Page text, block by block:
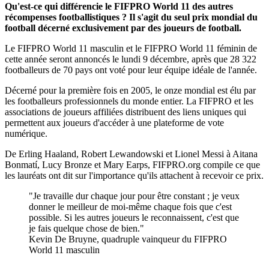
Qu'est-ce qui différencie le FIFPRO World 11 des autres
récompenses footballistiques ? Il s'agit du seul prix mondial du
football décerné exclusivement par des joueurs de football.
Le FIFPRO World 11 masculin et le FIFPRO World 11 féminin de
cette année seront annoncés le lundi 9 décembre, après que 28 322
footballeurs de 70 pays ont voté pour leur équipe idéale de l'année.
Décerné pour la première fois en 2005, le onze mondial est élu par
les footballeurs professionnels du monde entier. La FIFPRO et les
associations de joueurs affiliées distribuent des liens uniques qui
permettent aux joueurs d'accéder à une plateforme de vote
numérique.
De Erling Haaland, Robert Lewandowski et Lionel Messi à Aitana
Bonmatí, Lucy Bronze et Mary Earps, FIFPRO.org compile ce que
les lauréats ont dit sur l'importance qu'ils attachent à recevoir ce prix.
Je travaille dur chaque jour pour être constant ; je veux
donner le meilleur de moi-même chaque fois que c'est
possible. Si les autres joueurs le reconnaissent, c'est que
je fais quelque chose de bien.
Kevin De Bruyne, quadruple vainqueur du FIFPRO
World 11 masculin